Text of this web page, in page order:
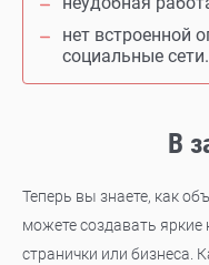
нет встроенной
социальные сети.
В
Теперь вы знаете, как
можете создавать
странички или бизнеса.